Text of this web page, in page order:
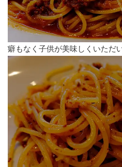
癖もなく子供が美味しくいただ